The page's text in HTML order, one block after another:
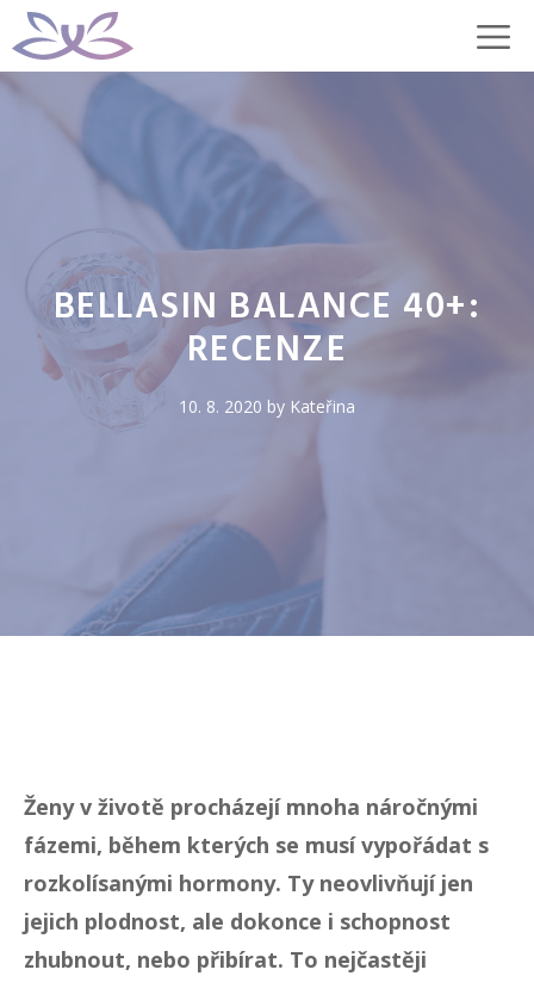
Přeskočit
na
obsah
BELLASIN BALANCE 40+:
RECENZE
10. 8. 2020 by Kateřina
Ženy v životě procházejí mnoha náročnými
fázemi, během kterých se musí vypořádat s
rozkolísanými hormony. Ty neovlivňují jen
jejich plodnost, ale dokonce i schopnost
zhubnout, nebo přibírat. To nejčastěji